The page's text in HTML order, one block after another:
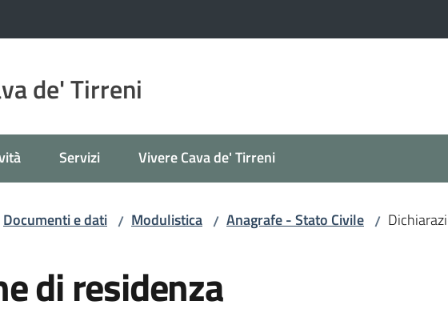
de' Tirreni
Servizi Vivere Cava de' Tirreni
Documenti e dati / Modulistica / Anagrafe - Stato Civile /
di residenza